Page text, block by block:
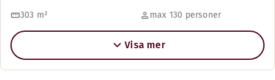
303 m² max 130 personer
Visa mer